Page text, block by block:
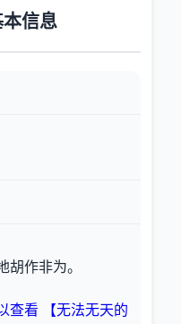
本信息
胡作非为。
查看 【无法无天的